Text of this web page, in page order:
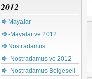
2012
Mayalar
-Mayalar ve 2012
Nostradamus
-Nostradamus ve 2012
-Nostradamus Belgeseli